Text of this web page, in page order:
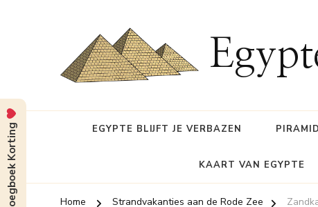
EGYPTE BLIJFT JE VERBAZEN
KAART VAN EGYPTE
Home Strandvakanties aan de Rode Zee
Vroegboek Korting